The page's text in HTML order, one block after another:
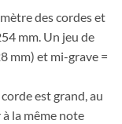
des cordes et
mm. Un jeu de
mm) et mi-grave =
est grand, au
la même note